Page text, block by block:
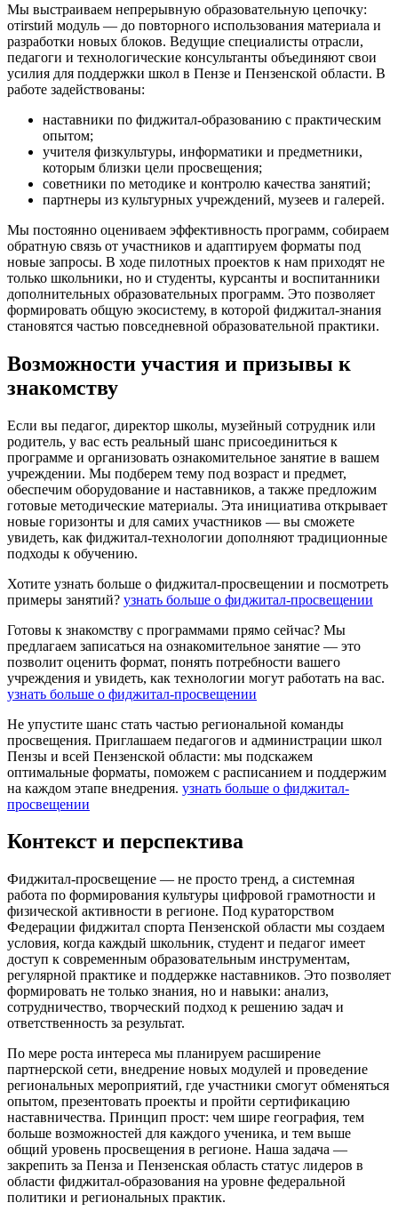
Мы выстраиваем непрерывную образовательную цепочку:
отirstий модуль — до повторного использования материала и
разработки новых блоков. Ведущие специалисты отрасли,
педагоги и технологические консультанты объединяют свои
усилия для поддержки школ в Пензе и Пензенской области. В
работе задействованы:
наставники по фиджитал‑образованию с практическим
опытом;
учителя физкультуры, информатики и предметники,
которым близки цели просвещения;
советники по методике и контролю качества занятий;
партнеры из культурных учреждений, музеев и галерей.
Мы постоянно оцениваем эффективность программ, собираем
обратную связь от участников и адаптируем форматы под
новые запросы. В ходе пилотных проектов к нам приходят не
только школьники, но и студенты, курсанты и воспитанники
дополнительных образовательных программ. Это позволяет
формировать общую экосистему, в которой фиджитал‑знания
становятся частью повседневной образовательной практики.
Возможности участия и призывы к
знакомству
Если вы педагог, директор школы, музейный сотрудник или
родитель, у вас есть реальный шанс присоединиться к
программе и организовать ознакомительное занятие в вашем
учреждении. Мы подберем тему под возраст и предмет,
обеспечим оборудование и наставников, а также предложим
готовые методические материалы. Эта инициатива открывает
новые горизонты и для самих участников — вы сможете
увидеть, как фиджитал-технологии дополняют традиционные
подходы к обучению.
Хотите узнать больше о фиджитал-просвещении и посмотреть
примеры занятий? узнать больше о фиджитал-просвещении
Готовы к знакомству с программами прямо сейчас? Мы
предлагаем записаться на ознакомительное занятие — это
позволит оценить формат, понять потребности вашего
учреждения и увидеть, как технологии могут работать на вас.
узнать больше о фиджитал-просвещении
Не упустите шанс стать частью региональной команды
просвещения. Приглашаем педагогов и администрации школ
Пензы и всей Пензенской области: мы подскажем
оптимальные форматы, поможем с расписанием и поддержим
на каждом этапе внедрения. узнать больше о фиджитал-
просвещении
Контекст и перспектива
Фиджитал-просвещение — не просто тренд, а системная
работа по формирования культуры цифровой грамотности и
физической активности в регионе. Под кураторством
Федерации фиджитал спорта Пензенской области мы создаем
условия, когда каждый школьник, студент и педагог имеет
доступ к современным образовательным инструментам,
регулярной практике и поддержке наставников. Это позволяет
формировать не только знания, но и навыки: анализ,
сотрудничество, творческий подход к решению задач и
ответственность за результат.
По мере роста интереса мы планируем расширение
партнерской сети, внедрение новых модулей и проведение
региональных мероприятий, где участники смогут обменяться
опытом, презентовать проекты и пройти сертификацию
наставничества. Принцип прост: чем шире география, тем
больше возможностей для каждого ученика, и тем выше
общий уровень просвещения в регионе. Наша задача —
закрепить за Пенза и Пензенская область статус лидеров в
области фиджитал‑образования на уровне федеральной
политики и региональных практик.